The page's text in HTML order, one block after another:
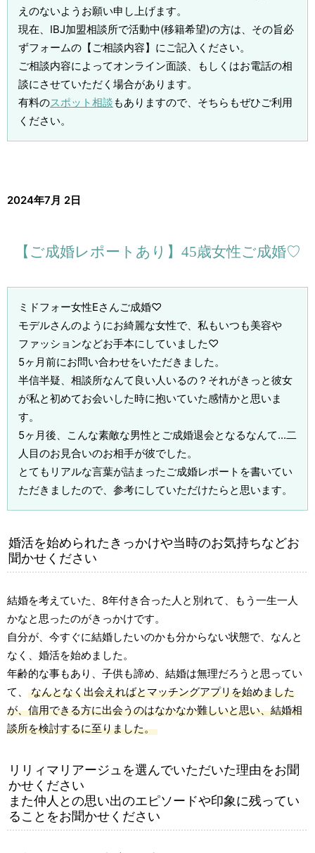
えのないようお願い申し上げます。
現在、IBJ加盟相談所で活動中(移籍希望)の方は、その旨必
ずフォームの【ご相談内容】にご記入ください。
ご相談内容によってオンライン面談、もしくはお電話の相
談にさせていただく場合があります。
有料のスポット相談もありますので、そちらもぜひご利用
ください。
2024年7月 2日
【ご成婚レポートあり】45歳女性ご成婚♡
ミドフォー女性Eさんご成婚♡
モデルさんのようにお綺麗な女性で、私もいつも美容や
ファッションなどお手本にしていました♡
5ヶ月前にお問い合わせをいただきました。
半信半疑、相談所なんて良い人いるの？それがきっと彼女
が私と初めてお会いした時に抱いていた感情かと思いま
す。
5ヶ月後、こんな素敵な男性とご成婚退会となるなんて...二
人目のお見合いのお相手が彼でした。
とてもリアルな言葉が詰まったご成婚レポートを書いてい
ただきましたので、参考にしていただけたらと思います。
婚活を始められたきっかけや当時のお気持ちなどお
聞かせください
結婚を考えていた、8年付き合った人と別れて、もう一生一人
かなと思ったのがきっかけです。
自分が、今すぐに結婚したいのかも分からない状態で、なんと
なく、婚活を始めました。
年齢的な事もあり、子供も諦め、結婚は無理だろうと思ってい
て、
なんとなく出会えればとマッチングアプリを始めました
が、信用できる方に出会うのはなかなか難しいと思い、結婚相
談所を検討するに至りました。
リリィマリアージュを選んでいただいた理由をお聞
かせください
また仲人との思い出のエピソードや印象に残ってい
ることをお聞かせください